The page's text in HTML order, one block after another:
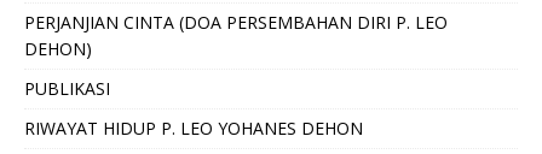
PERJANJIAN CINTA (DOA PERSEMBAHAN DIRI P. LEO
DEHON)
PUBLIKASI
RIWAYAT HIDUP P. LEO YOHANES DEHON